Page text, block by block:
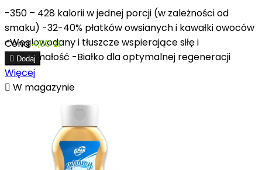
-350 – 428 kalorii w jednej porcji (w zależności od
smaku) -32-40% płatków owsianych i kawałki owoców
-Węglowodany i tłuszcze wspierające siłę i
wytrzymałość -Białko dla optymalnej regeneracji
Cena4,90 zł
 Dodaj
Więcej
 W magazynie